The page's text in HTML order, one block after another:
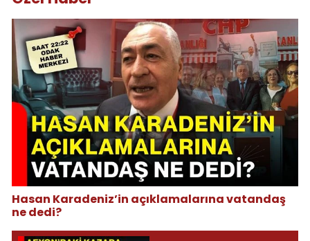
Hasan Karadeniz’in açıklamalarına vatandaş
ne dedi?